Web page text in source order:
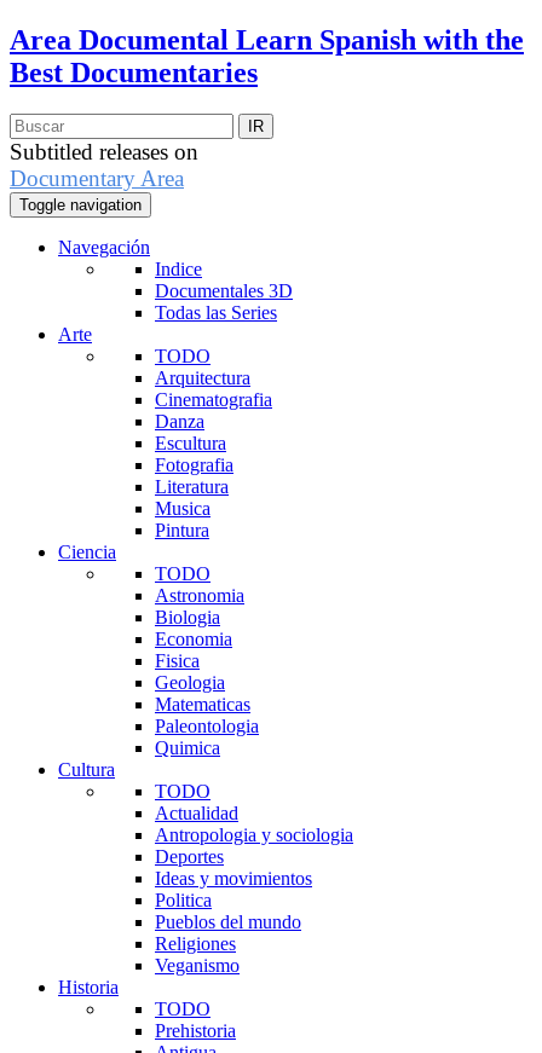
Area Documental Learn Spanish with the
Best Documentaries
Subtitled releases on
Documentary Area
Toggle navigation
Navegación
Indice
Documentales 3D
Todas las Series
Arte
TODO
Arquitectura
Cinematografia
Danza
Escultura
Fotografia
Literatura
Musica
Pintura
Ciencia
TODO
Astronomia
Biologia
Economia
Fisica
Geologia
Matematicas
Paleontologia
Quimica
Cultura
TODO
Actualidad
Antropologia y sociologia
Deportes
Ideas y movimientos
Politica
Pueblos del mundo
Religiones
Veganismo
Historia
TODO
Prehistoria